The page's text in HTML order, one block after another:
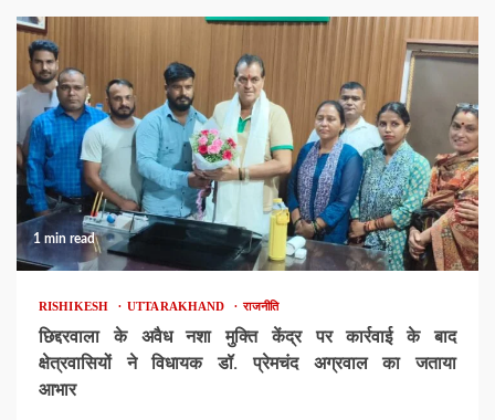
1 min read
RISHIKESH UTTARAKHAND राजनीति
छिद्दरवाला के अवैध नशा मुक्ति केंद्र पर कार्रवाई के बाद
क्षेत्रवासियों ने विधायक डॉ. प्रेमचंद अग्रवाल का जताया
आभार